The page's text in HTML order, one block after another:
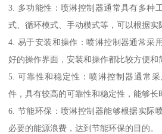
3. 多功能性：喷淋控制器通常具有多种
式、循环模式、手动模式等，可以根据实
4. 易于安装和操作：喷淋控制器通常采
好的操作界面，安装和操作都比较方便和
5. 可靠性和稳定性：喷淋控制器通常
件，具有较高的可靠性和稳定性，能够长
6. 节能环保：喷淋控制器能够根据实际
必要的能源浪费，达到节能环保的目的。